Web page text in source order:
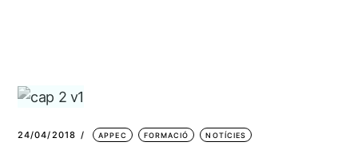
24/04/2018 APPEC FORMACIÓ NOTÍCIES